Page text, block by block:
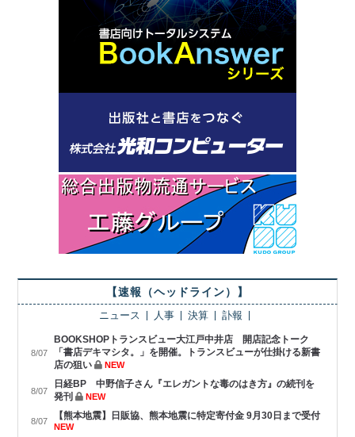
【速報（ヘッドライン）】
ニュース 人事 決算 訃報
8/07
BOOKSHOPトランスビュー大江戸中井店 開店記念トーク
「書店デキマシタ。」を開催。トランスビューが仕掛ける新書
店の狙い
NEW
8/07
日経BP 中野信子さん『エレガントな毒のはき方』の続刊を
発刊
NEW
8/07 【熊本地震】日販協、熊本地震に特定寄付金 9月30日まで受付
NEW